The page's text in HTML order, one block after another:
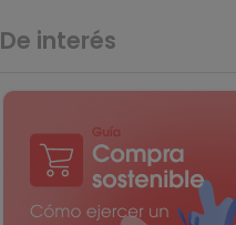
De interés